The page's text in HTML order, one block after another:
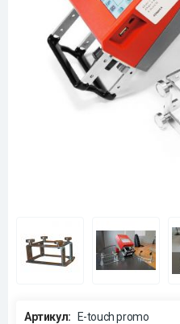
Артикул: E-touch promo